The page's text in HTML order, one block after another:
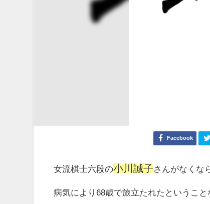
Facebook
女流棋士六段の小川誠子さんがなくな
病気により68歳で旅立たれたということ